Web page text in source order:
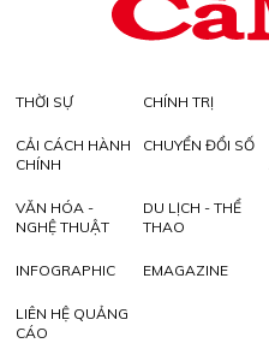
THỜI SỰ CHÍNH TRỊ
CẢI CÁCH HÀNH
CHÍNH
CHUYỂN ĐỔI SỐ
VĂN HÓA -
NGHỆ THUẬT
DU LỊCH - THỂ
THAO
INFOGRAPHIC EMAGAZINE
LIÊN HỆ QUẢNG
CÁO